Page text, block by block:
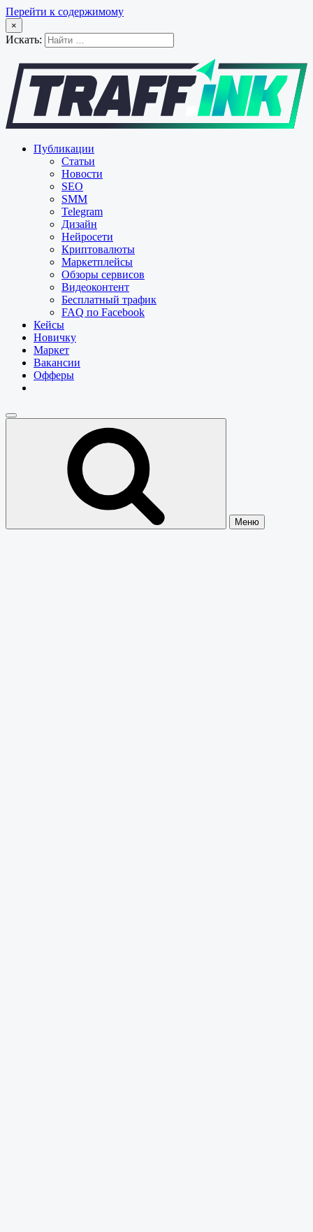
Перейти к содержимому
×
Искать:
Публикации
Статьи
Новости
SEO
SMM
Telegram
Дизайн
Нейросети
Криптовалюты
Маркетплейсы
Обзоры сервисов
Видеоконтент
Бесплатный трафик
FAQ по Facebook
Кейсы
Новичку
Маркет
Вакансии
Офферы
Меню